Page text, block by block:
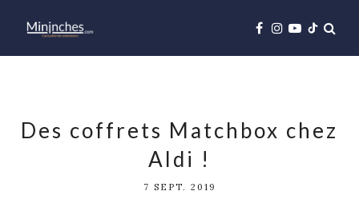
Des coffrets Matchbox chez
Aldi !
7 SEPT. 2019